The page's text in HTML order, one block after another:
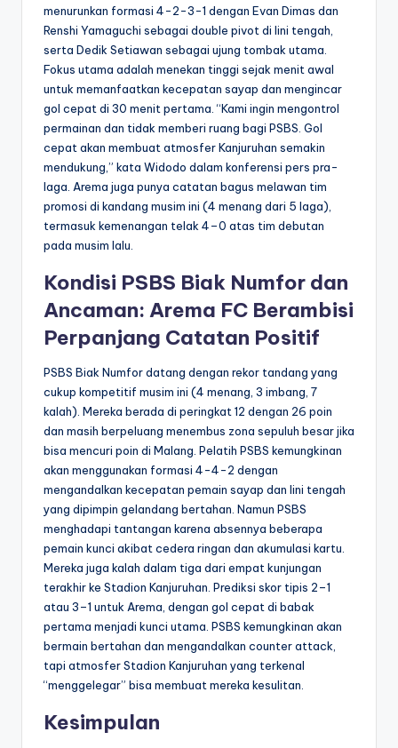
menurunkan formasi 4-2-3-1 dengan Evan Dimas dan
Renshi Yamaguchi sebagai double pivot di lini tengah,
serta Dedik Setiawan sebagai ujung tombak utama.
Fokus utama adalah menekan tinggi sejak menit awal
untuk memanfaatkan kecepatan sayap dan mengincar
gol cepat di 30 menit pertama. “Kami ingin mengontrol
permainan dan tidak memberi ruang bagi PSBS. Gol
cepat akan membuat atmosfer Kanjuruhan semakin
mendukung,” kata Widodo dalam konferensi pers pra-
laga. Arema juga punya catatan bagus melawan tim
promosi di kandang musim ini (4 menang dari 5 laga),
termasuk kemenangan telak 4–0 atas tim debutan
pada musim lalu.
Kondisi PSBS Biak Numfor dan
Ancaman: Arema FC Berambisi
Perpanjang Catatan Positif
PSBS Biak Numfor datang dengan rekor tandang yang
cukup kompetitif musim ini (4 menang, 3 imbang, 7
kalah). Mereka berada di peringkat 12 dengan 26 poin
dan masih berpeluang menembus zona sepuluh besar jika
bisa mencuri poin di Malang. Pelatih PSBS kemungkinan
akan menggunakan formasi 4-4-2 dengan
mengandalkan kecepatan pemain sayap dan lini tengah
yang dipimpin gelandang bertahan. Namun PSBS
menghadapi tantangan karena absennya beberapa
pemain kunci akibat cedera ringan dan akumulasi kartu.
Mereka juga kalah dalam tiga dari empat kunjungan
terakhir ke Stadion Kanjuruhan. Prediksi skor tipis 2–1
atau 3–1 untuk Arema, dengan gol cepat di babak
pertama menjadi kunci utama. PSBS kemungkinan akan
bermain bertahan dan mengandalkan counter attack,
tapi atmosfer Stadion Kanjuruhan yang terkenal
“menggelegar” bisa membuat mereka kesulitan.
Kesimpulan